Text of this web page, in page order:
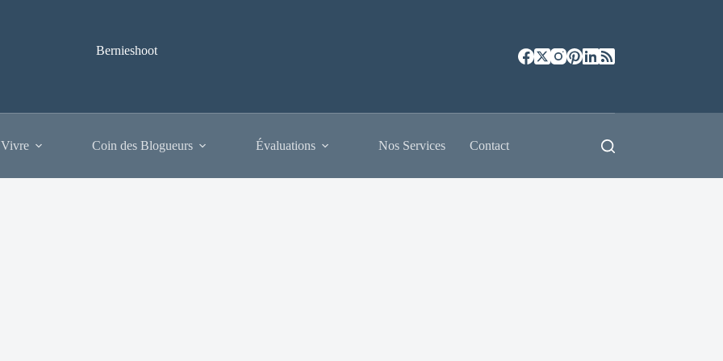
Bernieshoot
Coin des Blogueurs Évaluations Nos Services Contact